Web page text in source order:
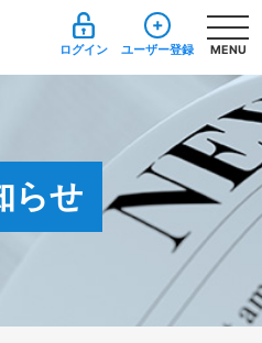
ログイン ユーザー登録 MENU
らせ